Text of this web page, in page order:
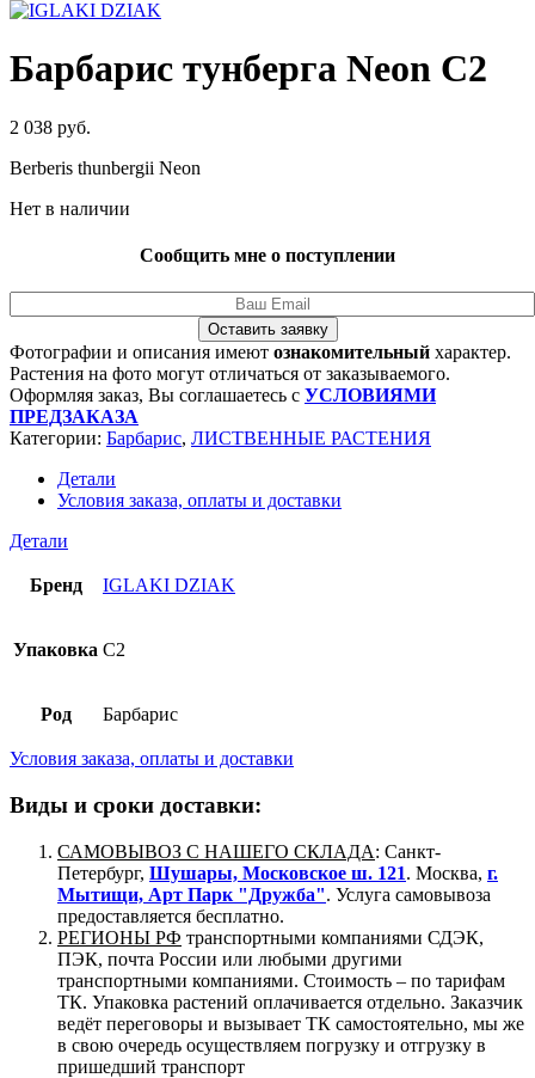
Барбарис тунберга Neon C2
2 038 руб.
Berberis thunbergii Neon
Нет в наличии
Сообщить мне о поступлении
Оставить заявку
Фотографии и описания имеют ознакомительный характер.
Растения на фото могут отличаться от заказываемого.
Оформляя заказ, Вы соглашаетесь с УСЛОВИЯМИ
ПРЕДЗАКАЗА
Категории: Барбарис, ЛИСТВЕННЫЕ РАСТЕНИЯ
Детали
Условия заказа, оплаты и доставки
Детали
Бренд IGLAKI DZIAK
Упаковка C2
Род Барбарис
Условия заказа, оплаты и доставки
Виды и сроки доставки:
САМОВЫВОЗ С НАШЕГО СКЛАДА: Санкт-
Петербург, Шушары, Московское ш. 121. Москва, г.
Мытищи, Арт Парк "Дружба". Услуга самовывоза
предоставляется бесплатно.
РЕГИОНЫ РФ транспортными компаниями СДЭК,
ПЭК, почта России или любыми другими
транспортными компаниями. Стоимость – по тарифам
ТК. Упаковка растений оплачивается отдельно. Заказчик
ведёт переговоры и вызывает ТК самостоятельно, мы же
в свою очередь осуществляем погрузку и отгрузку в
пришедший транспорт